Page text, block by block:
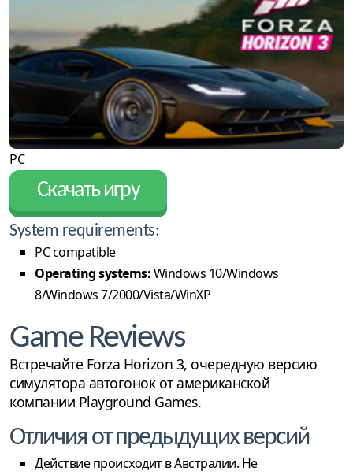
PC
Скачать игру
System requirements:
PC compatible
Operating systems:Windows 10/Windows
8/Windows 7/2000/Vista/WinXP
Game Reviews
Встречайте Forza Horizon 3, очередную версию
симулятора автогонок от американской
компании Playground Games.
Отличия от предыдущих версий
Действие происходит в Австралии. Не